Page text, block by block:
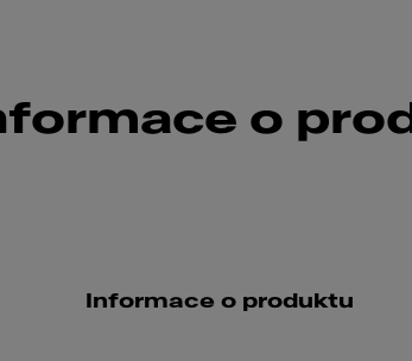
o
Informace o produktu